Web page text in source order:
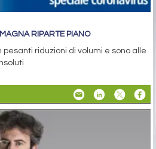
RIPARTE PIANO
riduzioni di volumi e sono alle